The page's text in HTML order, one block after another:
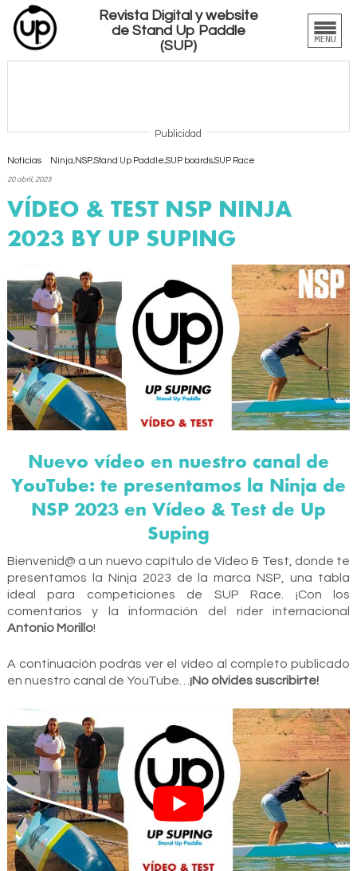
Revista Digital y website
de Stand Up Paddle
(SUP)
Publicidad
Noticias Ninja,NSP,Stand Up Paddle,SUP boards,SUP Race
20 abril, 2023
VÍDEO & TEST NSP NINJA
2023 BY UP SUPING
Nuevo vídeo en nuestro canal de
YouTube: te presentamos la Ninja de
NSP 2023 en Vídeo & Test de Up
Suping
Bienvenid@ a un nuevo capítulo de Vídeo & Test, donde te
presentamos la Ninja 2023 de la marcaNSP , una tabla
ideal para competiciones de SUP Race. ¡Con los
comentarios y la información del rider internacional
Antonio Morillo!
A continuación podrás ver el vídeo al completo publicado
en nuestro canal de YouTube… ¡No olvides suscribirte!